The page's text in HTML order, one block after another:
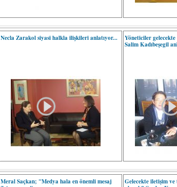
Necla Zarakol siyasi halkla ilişkileri anlatıyor...
Yöneticiler
Salim Kadıbeşegil
Meral Saçkan; "Medya hala en önemli mesaj
Gelecekte iletişim